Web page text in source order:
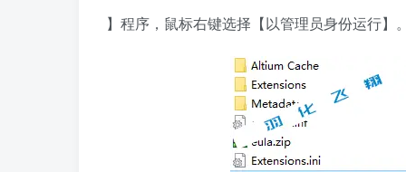
】程序，鼠标右键选择【以管理员身份运行】